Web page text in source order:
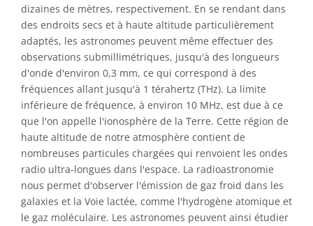
dizaines de mètres, respectivement. En se rendant dans
des endroits secs et à haute altitude particulièrement
adaptés, les astronomes peuvent même effectuer des
observations submillimétriques, jusqu'à des longueurs
d'onde d'environ 0,3 mm, ce qui correspond à des
fréquences allant jusqu'à 1 térahertz (THz). La limite
inférieure de fréquence, à environ 10 MHz, est due à ce
que l'on appelle l'ionosphère de la Terre. Cette région de
haute altitude de notre atmosphère contient de
nombreuses particules chargées qui renvoient les ondes
radio ultra-longues dans l'espace. La radioastronomie
nous permet d'observer l'émission de gaz froid dans les
galaxies et la Voie lactée, comme l'hydrogène atomique et
le gaz moléculaire. Les astronomes peuvent ainsi étudier